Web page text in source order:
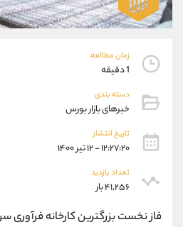
زمان مطالعه
1 دقیقه
دسته بندی
خبرهای بازار بورس
تاریخ انتشار
۱۲:۲۷:۲۰ - ۱۲ تیر ۱۴۰۰
تعداد بازدید
۴۱,۲۵۶ بار
فاز نخست بزرگترین کارخانه فرآوری
واتساپ
داخلی
پشتیبان فروش
واتساپ
تلگرام
اطلاعات تماس (دفتر فروش)